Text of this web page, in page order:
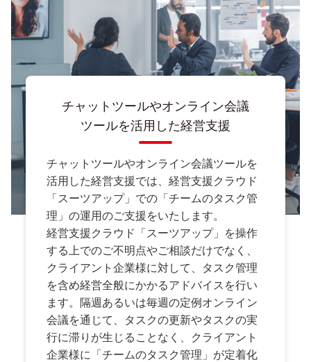
チャットツールやオンライン会議
ツールを活用した経営支援
チャットツールやオンライン会議ツールを
活用した経営支援では、経営支援クラウド
「スーツアップ」での「チームのタスク管
理」の運用のご支援をいたします。
経営支援クラウド「スーツアップ」を操作
する上でのご不明点やご相談だけでなく、
クライアント企業様に対して、タスク管理
を含め経営全般にかかるアドバイスを行い
ます。隔週あるいは毎週の定例オンライン
会議を通じて、タスクの更新やタスクの実
行に滞りが生じることなく、クライアント
企業様に「チームのタスク管理」が定着化